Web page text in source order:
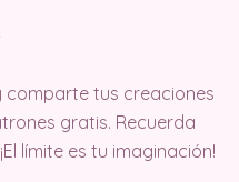
comparte tus creaciones
gratis. Recuerda
límite es tu imaginación!